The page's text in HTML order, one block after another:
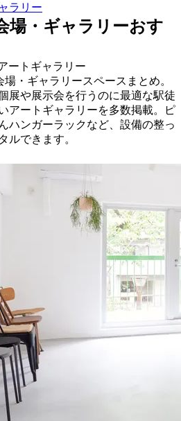
ラリー
場・ギャラリーおす
ートギャラリー
・ギャラリースペースまとめ。
展や展示会を行うのに最適な駅徒
アートギャラリーを多数掲載。ピ
ハンガーラックなど、設備の整っ
ルできます。